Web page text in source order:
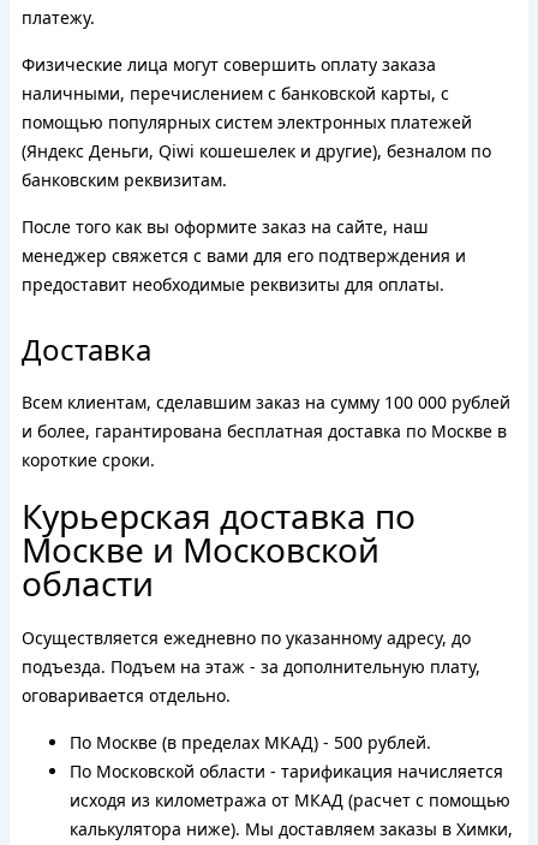
платежу.
Физические лица могут совершить оплату заказа
наличными, перечислением с банковской карты, с
помощью популярных систем электронных платежей
(Яндекс Деньги, Qiwi кошешелек и другие), безналом по
банковским реквизитам.
После того как вы оформите заказ на сайте, наш
менеджер свяжется с вами для его подтверждения и
предоставит необходимые реквизиты для оплаты.
Доставка
Всем клиентам, сделавшим заказ на сумму 100 000 рублей
и более, гарантирована бесплатная доставка по Москве в
короткие сроки.
Курьерская доставка по
Москве и Московской
области
Осуществляется ежедневно по указанному адресу, до
подъезда. Подъем на этаж - за дополнительную плату,
оговаривается отдельно.
По Москве (в пределах МКАД) - 500 рублей.
По Московской области - тарификация начисляется
исходя из километража от МКАД (расчет с помощью
калькулятора ниже). Мы доставляем заказы в Химки,